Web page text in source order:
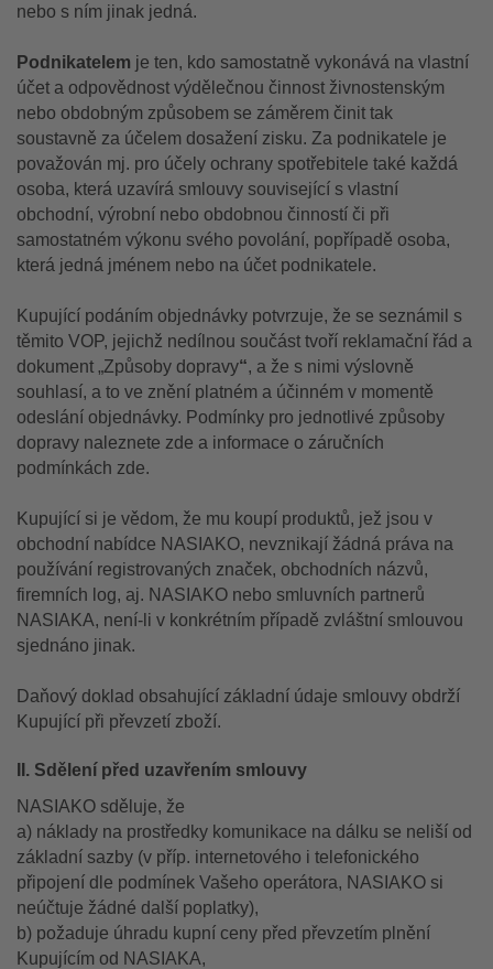
nebo s ním jinak jedná.
Podnikatelem je ten, kdo samostatně vykonává na vlastní
účet a odpovědnost výdělečnou činnost živnostenským
nebo obdobným způsobem se záměrem činit tak
soustavně za účelem dosažení zisku. Za podnikatele je
považován mj. pro účely ochrany spotřebitele také každá
osoba, která uzavírá smlouvy související s vlastní
obchodní, výrobní nebo obdobnou činností či při
samostatném výkonu svého povolání, popřípadě osoba,
která jedná jménem nebo na účet podnikatele.
Kupující podáním objednávky potvrzuje, že se seznámil s
těmito VOP, jejichž nedílnou součást tvoří reklamační řád a
dokument „Způsoby dopravy“, a že s nimi výslovně
souhlasí, a to ve znění platném a účinném v momentě
odeslání objednávky. Podmínky pro jednotlivé způsoby
dopravy naleznete zde a informace o záručních
podmínkách zde.
Kupující si je vědom, že mu koupí produktů, jež jsou v
obchodní nabídce NASIAKO, nevznikají žádná práva na
používání registrovaných značek, obchodních názvů,
firemních log, aj. NASIAKO nebo smluvních partnerů
NASIAKA, není-li v konkrétním případě zvláštní smlouvou
sjednáno jinak.
Daňový doklad obsahující základní údaje smlouvy obdrží
Kupující při převzetí zboží.
II. Sdělení před uzavřením smlouvy
NASIAKO sděluje, že
a) náklady na prostředky komunikace na dálku se neliší od
základní sazby (v příp. internetového i telefonického
připojení dle podmínek Vašeho operátora, NASIAKO si
neúčtuje žádné další poplatky),
b) požaduje úhradu kupní ceny před převzetím plnění
Kupujícím od NASIAKA,